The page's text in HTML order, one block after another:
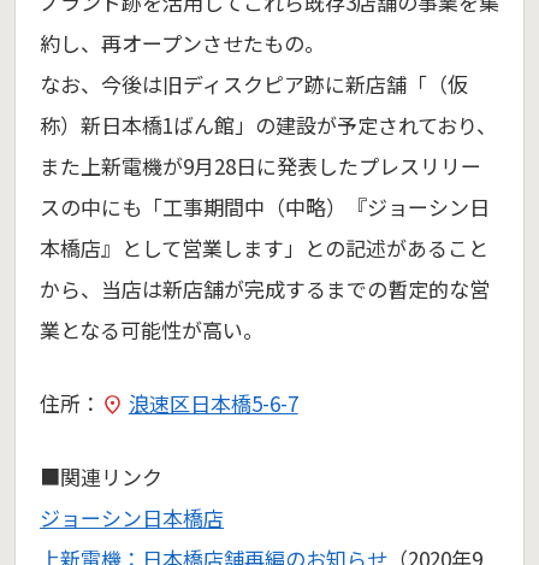
約し、再オープンさせたもの。
なお、今後は旧ディスクピア跡に新店舗「（仮
称）新日本橋1ばん館」の建設が予定されており、
また上新電機が9月28日に発表したプレスリリー
スの中にも「工事期間中（中略）『ジョーシン日
本橋店』として営業します」との記述があること
から、当店は新店舗が完成するまでの暫定的な営
業となる可能性が高い。
住所： 浪速区日本橋5-6-7
■関連リンク
ジョーシン日本橋店
上新電機：日本橋店舗再編のお知らせ （2020年9